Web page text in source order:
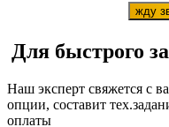
жду
Для быстрого
Наш эксперт свяжется с
опции, составит
оплаты